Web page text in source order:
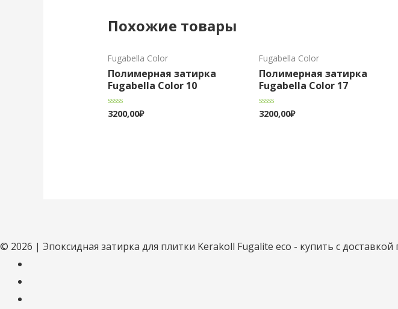
Похожие товары
Fugabella Color
Полимерная затирка
Fugabella Color 10
Оценка
3200,00₽
Fugabella Color
Полимерная затирка
Fugabella Color 17
Оценка
3200,00₽
© 2026 | Эпоксидная затирка для плитки Kerakoll Fugalite eco - купить с доставкой